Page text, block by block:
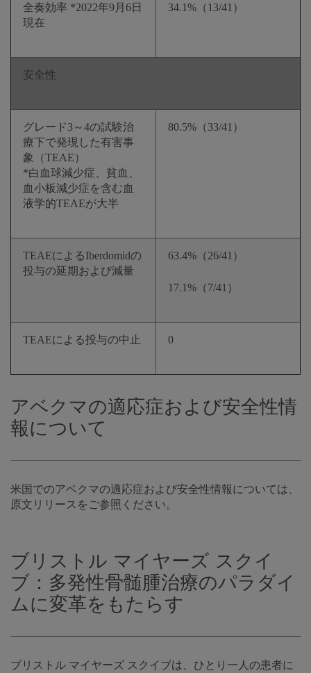
全奏効率 *2022年9月6日
現在
34.1%（13/41）
安全性
グレード3～4の試験治
療下で発現した有害事
象（TEAE）
*白血球減少症、貧血、
血小板減少症を含む血
液学的TEAEが大半
80.5%（33/41）
TEAEによるIberdomidの
投与の延期および減量
63.4%（26/41）
17.1%（7/41）
TEAEによる投与の中止 0
アベクマの適応症および安全性情
報について
米国でのアベクマの適応症および安全性情報については、
原文リリースをご参照ください。
ブリストル マイヤーズ スクイ
ブ：多発性骨髄腫治療のパラダイ
ムに変革をもたらす
ブリストル マイヤーズ スクイブは、ひとり一人の患者に